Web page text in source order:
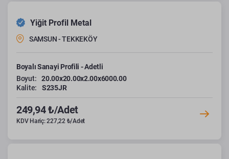
Yiğit Profil Metal
SAMSUN - TEKKEKÖY
Boyalı Sanayi Profili - Adetli
Boyut:
20.00x20.00x2.00x6000.00
Kalite:
S235JR
249,94 ₺/Adet
KDV Hariç: 227,22 ₺/Adet